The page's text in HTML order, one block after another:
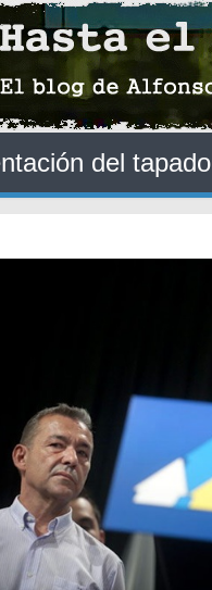
del tapado